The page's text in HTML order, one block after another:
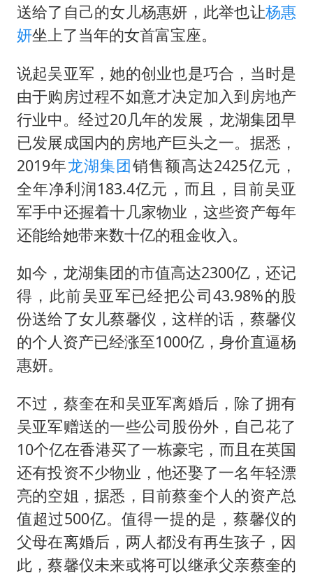
送给了自己的女儿杨惠妍，此举也让杨惠
妍坐上了当年的女首富宝座。
说起吴亚军，她的创业也是巧合，当时是
由于购房过程不如意才决定加入到房地产
行业中。经过20几年的发展，龙湖集团早
已发展成国内的房地产巨头之一。据悉，
2019年龙湖集团销售额高达2425亿元，
全年净利润183.4亿元，而且，目前吴亚
军手中还握着十几家物业，这些资产每年
还能给她带来数十亿的租金收入。
如今，龙湖集团的市值高达2300亿，还记
得，此前吴亚军已经把公司43.98%的股
份送给了女儿蔡馨仪，这样的话，蔡馨仪
的个人资产已经涨至1000亿，身价直逼杨
惠妍。
不过，蔡奎在和吴亚军离婚后，除了拥有
吴亚军赠送的一些公司股份外，自己花了
10个亿在香港买了一栋豪宅，而且在英国
还有投资不少物业，他还娶了一名年轻漂
亮的空姐，据悉，目前蔡奎个人的资产总
值超过500亿。值得一提的是，蔡馨仪的
父母在离婚后，两人都没有再生孩子，因
此，蔡馨仪未来或将可以继承父亲蔡奎的